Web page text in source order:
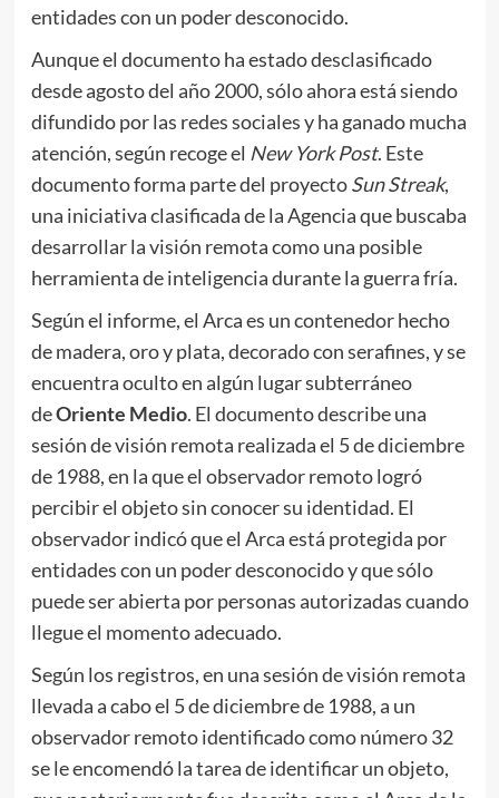
entidades con un poder desconocido.
Aunque el documento ha estado desclasificado
desde agosto del año 2000, sólo ahora está siendo
difundido por las redes sociales y ha ganado mucha
atención, según recoge el New York Post. Este
documento forma parte del proyectoSun Streak,
una iniciativa clasificada de la Agencia que buscaba
desarrollar la visión remota como una posible
herramienta de inteligencia durante la guerra fría.
Según el informe, el Arca es un contenedor hecho
de madera, oro y plata, decorado con serafines, y se
encuentra oculto en algún lugar subterráneo
deOriente Medio. El documento describe una
sesión de visión remota realizada el 5 de diciembre
de 1988, en la que el observador remoto logró
percibir el objeto sin conocer su identidad. El
observador indicó que el Arca está protegida por
entidades con un poder desconocido y que sólo
puede ser abierta por personas autorizadas cuando
llegue el momento adecuado.
Según los registros, en una sesión de visión remota
llevada a cabo el 5 de diciembre de 1988, a un
observador remoto identificado como número 32
se le encomendó la tarea de identificar un objeto,